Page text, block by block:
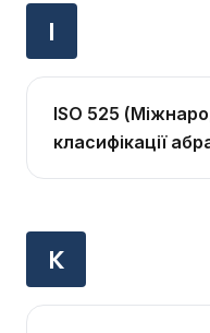
I
ISO 525
класифікації
K